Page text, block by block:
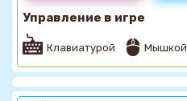
Управление в игре
Клавиатурой Мышкой